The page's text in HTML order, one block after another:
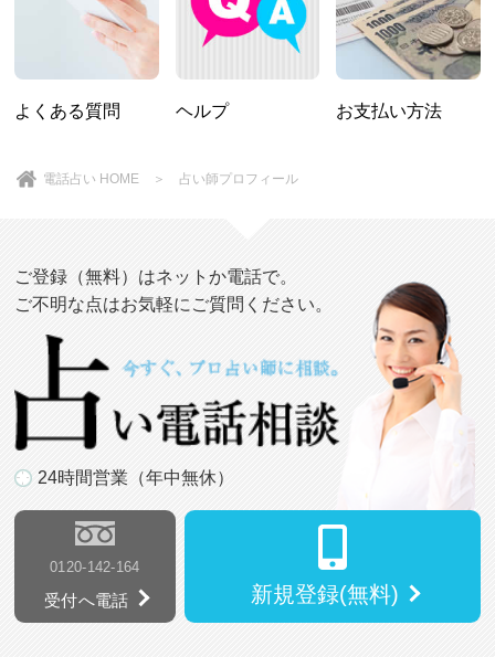
よくある質問 ヘルプ お支払い方法
電話占い HOME ＞ 占い師プロフィール
ご登録（無料）はネットか電話で。
ご不明な点はお気軽にご質問ください。
24時間営業（年中無休）
0120-142-164
受付へ電話 新規登録(無料)